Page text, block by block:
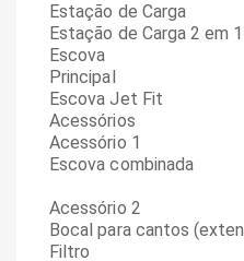
Estação de Carga
Estação de Carga 2 em
Escova
Principal
Escova Jet Fit
Acessórios
Acessório 1
Escova combinada
Acessório 2
Bocal para cantos
Filtro